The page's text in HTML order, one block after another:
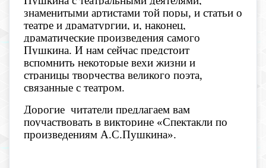
знаменитыми артистами той поры, и статьи о
театре и драматургии, и, наконец,
драматические произведения самого
Пушкина. И нам сейчас предстоит
вспомнить некоторые вехи жизни и
страницы творчества великого поэта,
связанные с театром.
Дорогие читатели предлагаем вам
поучаствовать в викторине «Спектакли по
произведениям А.С.Пушкина».